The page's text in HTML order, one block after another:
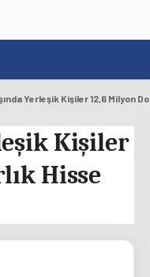
Yerleşik Kişiler 12,6 Milyon
Kişiler
Hisse